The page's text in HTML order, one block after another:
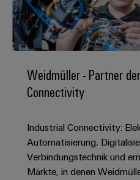
erlebbar
werden.
Datencenter
und
Produkte
für
effizient,
zuverlässig,
skalierbar
Energiespeicher
DC-
u-
OS
Computing
Industrial
5G
Gehäusesysteme
und
komponenten
und
-
komponenten
Fast
Delivery
Beratung
und
digitale
Planung
Vertrieb uns
Promotionfahrzeug
Distribution
für
unsere
Partner
Weidmüller
Zahlen
Fakten
Unser
Nachhaltigkeit
Weidmüller
Stellen
für
Berufserfahrene
Für
Praktika
Weidmüller - Partner
Connectivity
Industrial Connectivity:
Automatisierung,
Verbindungstechnik und
Märkte, in denen